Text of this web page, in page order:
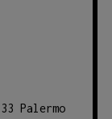
Palermo